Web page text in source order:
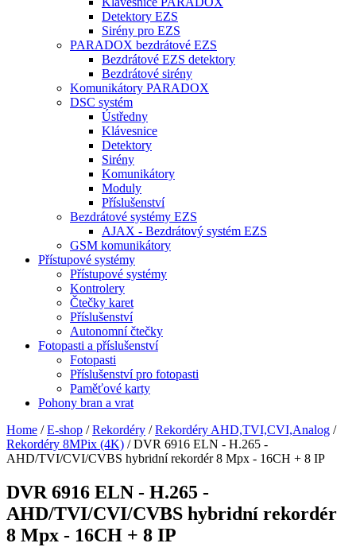
Detektory EZS
Sirény pro EZS
PARADOX bezdrátové EZS
Bezdrátové EZS detektory
Bezdrátové sirény
Komunikátory PARADOX
DSC systém
Ústředny
Klávesnice
Detektory
Sirény
Komunikátory
Moduly
Příslušenství
Bezdrátové systémy EZS
AJAX - Bezdrátový systém EZS
GSM komunikátory
Přístupové systémy
Přístupové systémy
Kontrolery
Čtečky karet
Příslušenství
Autonomní čtečky
Fotopasti a příslušenství
Fotopasti
Příslušenství pro fotopasti
Paměťové karty
Pohony bran a vrat
Home / E-shop / Rekordéry / Rekordéry AHD,TVI,CVI,Analog /
Rekordéry 8MPix (4K) /DVR 6916 ELN - H.265 -
AHD/TVI/CVI/CVBS hybridní rekordér 8 Mpx - 16CH + 8 IP
DVR 6916 ELN - H.265 -
AHD/TVI/CVI/CVBS hybridní rekordér
8 Mpx - 16CH + 8 IP